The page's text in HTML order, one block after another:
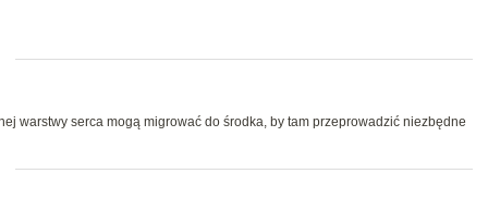
warstwy serca mogą migrować do środka, by tam przeprowadzić niezbędne